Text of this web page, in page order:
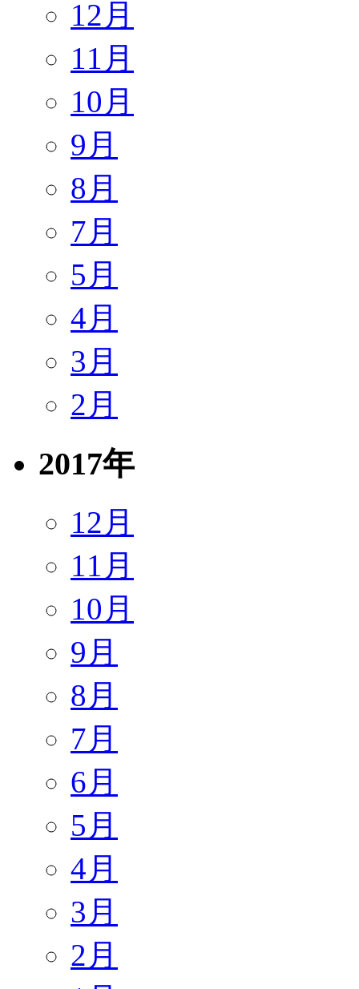
12月
11月
10月
9月
8月
7月
5月
4月
3月
2月
2017年
12月
11月
10月
9月
8月
7月
6月
5月
4月
3月
2月